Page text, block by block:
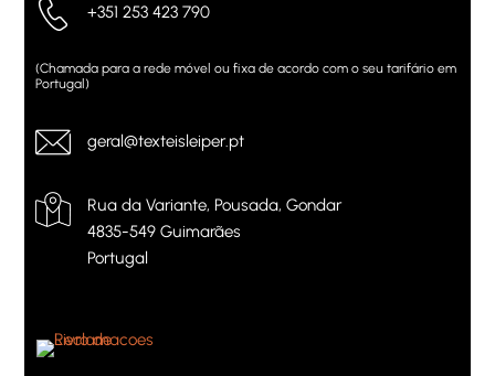
+351 253 423 790
(Chamada para a rede móvel ou fixa de acordo com o seu tarifário em
Portugal)
geral@texteisleiper.pt
Rua da Variante, Pousada, Gondar
4835-549 Guimarães
Portugal